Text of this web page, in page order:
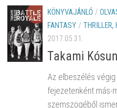
KÖNYVAJÁNLÓ /
FANTASY / THRILLER,
2017.05.31.
Takami
Az elbeszélés
fejezetenként más-
szemszögéből